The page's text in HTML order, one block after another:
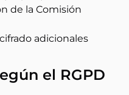
de la Comisión
adicionales
el RGPD